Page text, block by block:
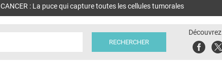
CANCER : La puce qui capture toutes les cellules tumorales